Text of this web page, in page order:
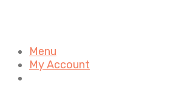
Menu
My Account